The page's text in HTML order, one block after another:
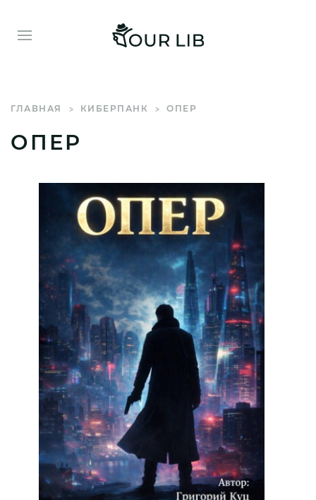
ГЛАВНАЯ КИБЕРПАНК ОПЕР
ОПЕР